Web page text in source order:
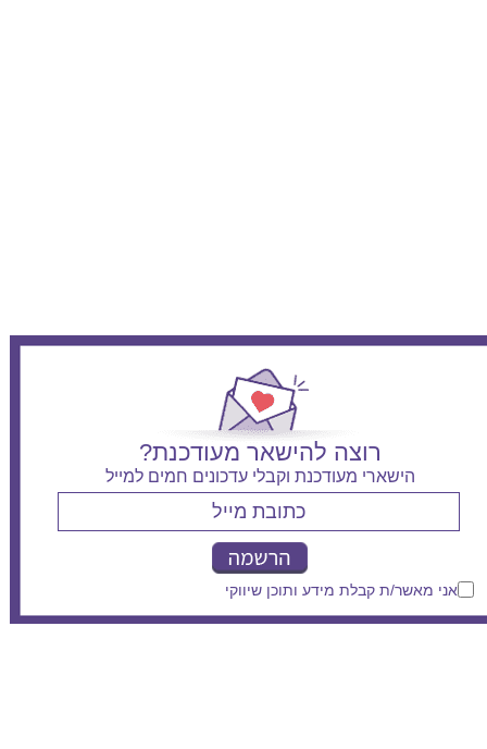
רוצה להישאר מעודכנת?
הישארי מעודכנת וקבלי עדכונים חמים למייל
אני מאשר/ת קבלת מידע ותוכן שיווקי